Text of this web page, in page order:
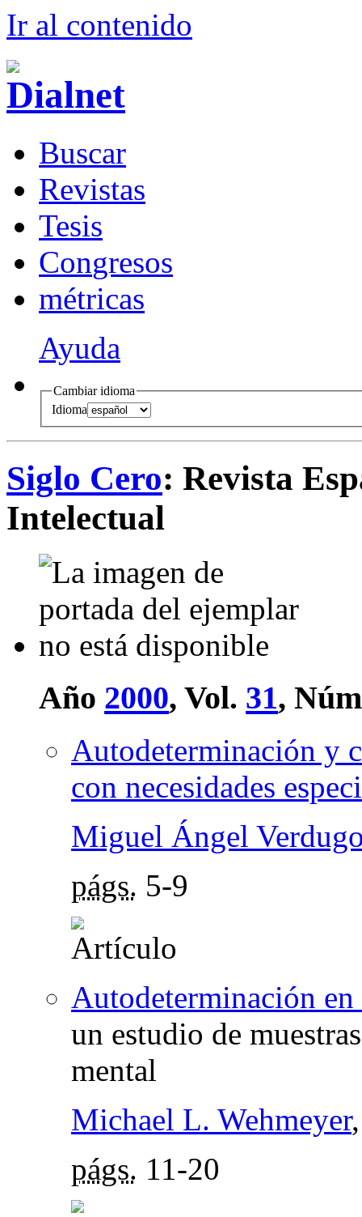
Ir al contenido
Buscar
Revistas
Tesis
Congresos
métricas
Ayuda
Cambiar idioma
Idioma
Siglo Cero: Revista
Intelectual
Año 2000, Vol. 31,
Autodeterminación y
con necesidades
Miguel Ángel
págs. 5-9
Autodeterminación
un estudio de
mental
Michael L. Wehmeyer
págs. 11-20